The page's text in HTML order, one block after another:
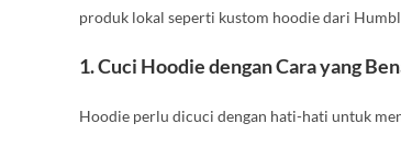
produk lokal seperti kustom hoodie dari
1.Cuci Hoodie dengan Cara yang
Hoodie perlu dicuci dengan hati-hati untuk